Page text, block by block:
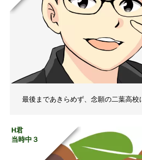
最後まであきらめず、念願の二葉高校
H君
当時中３